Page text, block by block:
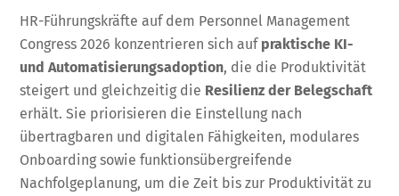
HR-Führungskräfte auf dem Personnel Management
Congress 2026 konzentrieren sich auf praktische KI-
und Automatisierungsadoption, die die Produktivität
steigert und gleichzeitig die Resilienz der Belegschaft
erhält. Sie priorisieren die Einstellung nach
übertragbaren und digitalen Fähigkeiten, modulares
Onboarding sowie funktionsübergreifende
Nachfolgeplanung, um die Zeit bis zur Produktivität zu